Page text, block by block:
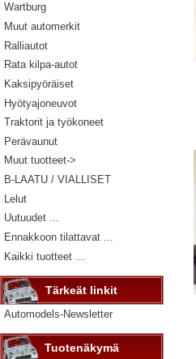
Wartburg
Muut automerkit
Ralliautot
Rata kilpa-autot
Kaksipyöräiset
Hyötyajoneuvot
Traktorit ja työkoneet
Perävaunut
Muut tuotteet->
B-LAATU / VIALLISET
Lelut
Uutuudet ...
Ennakkoon tilattavat ...
Kaikki tuotteet ...
Tärkeät linkit
Automodels-Newsletter
Tuotenäkymä